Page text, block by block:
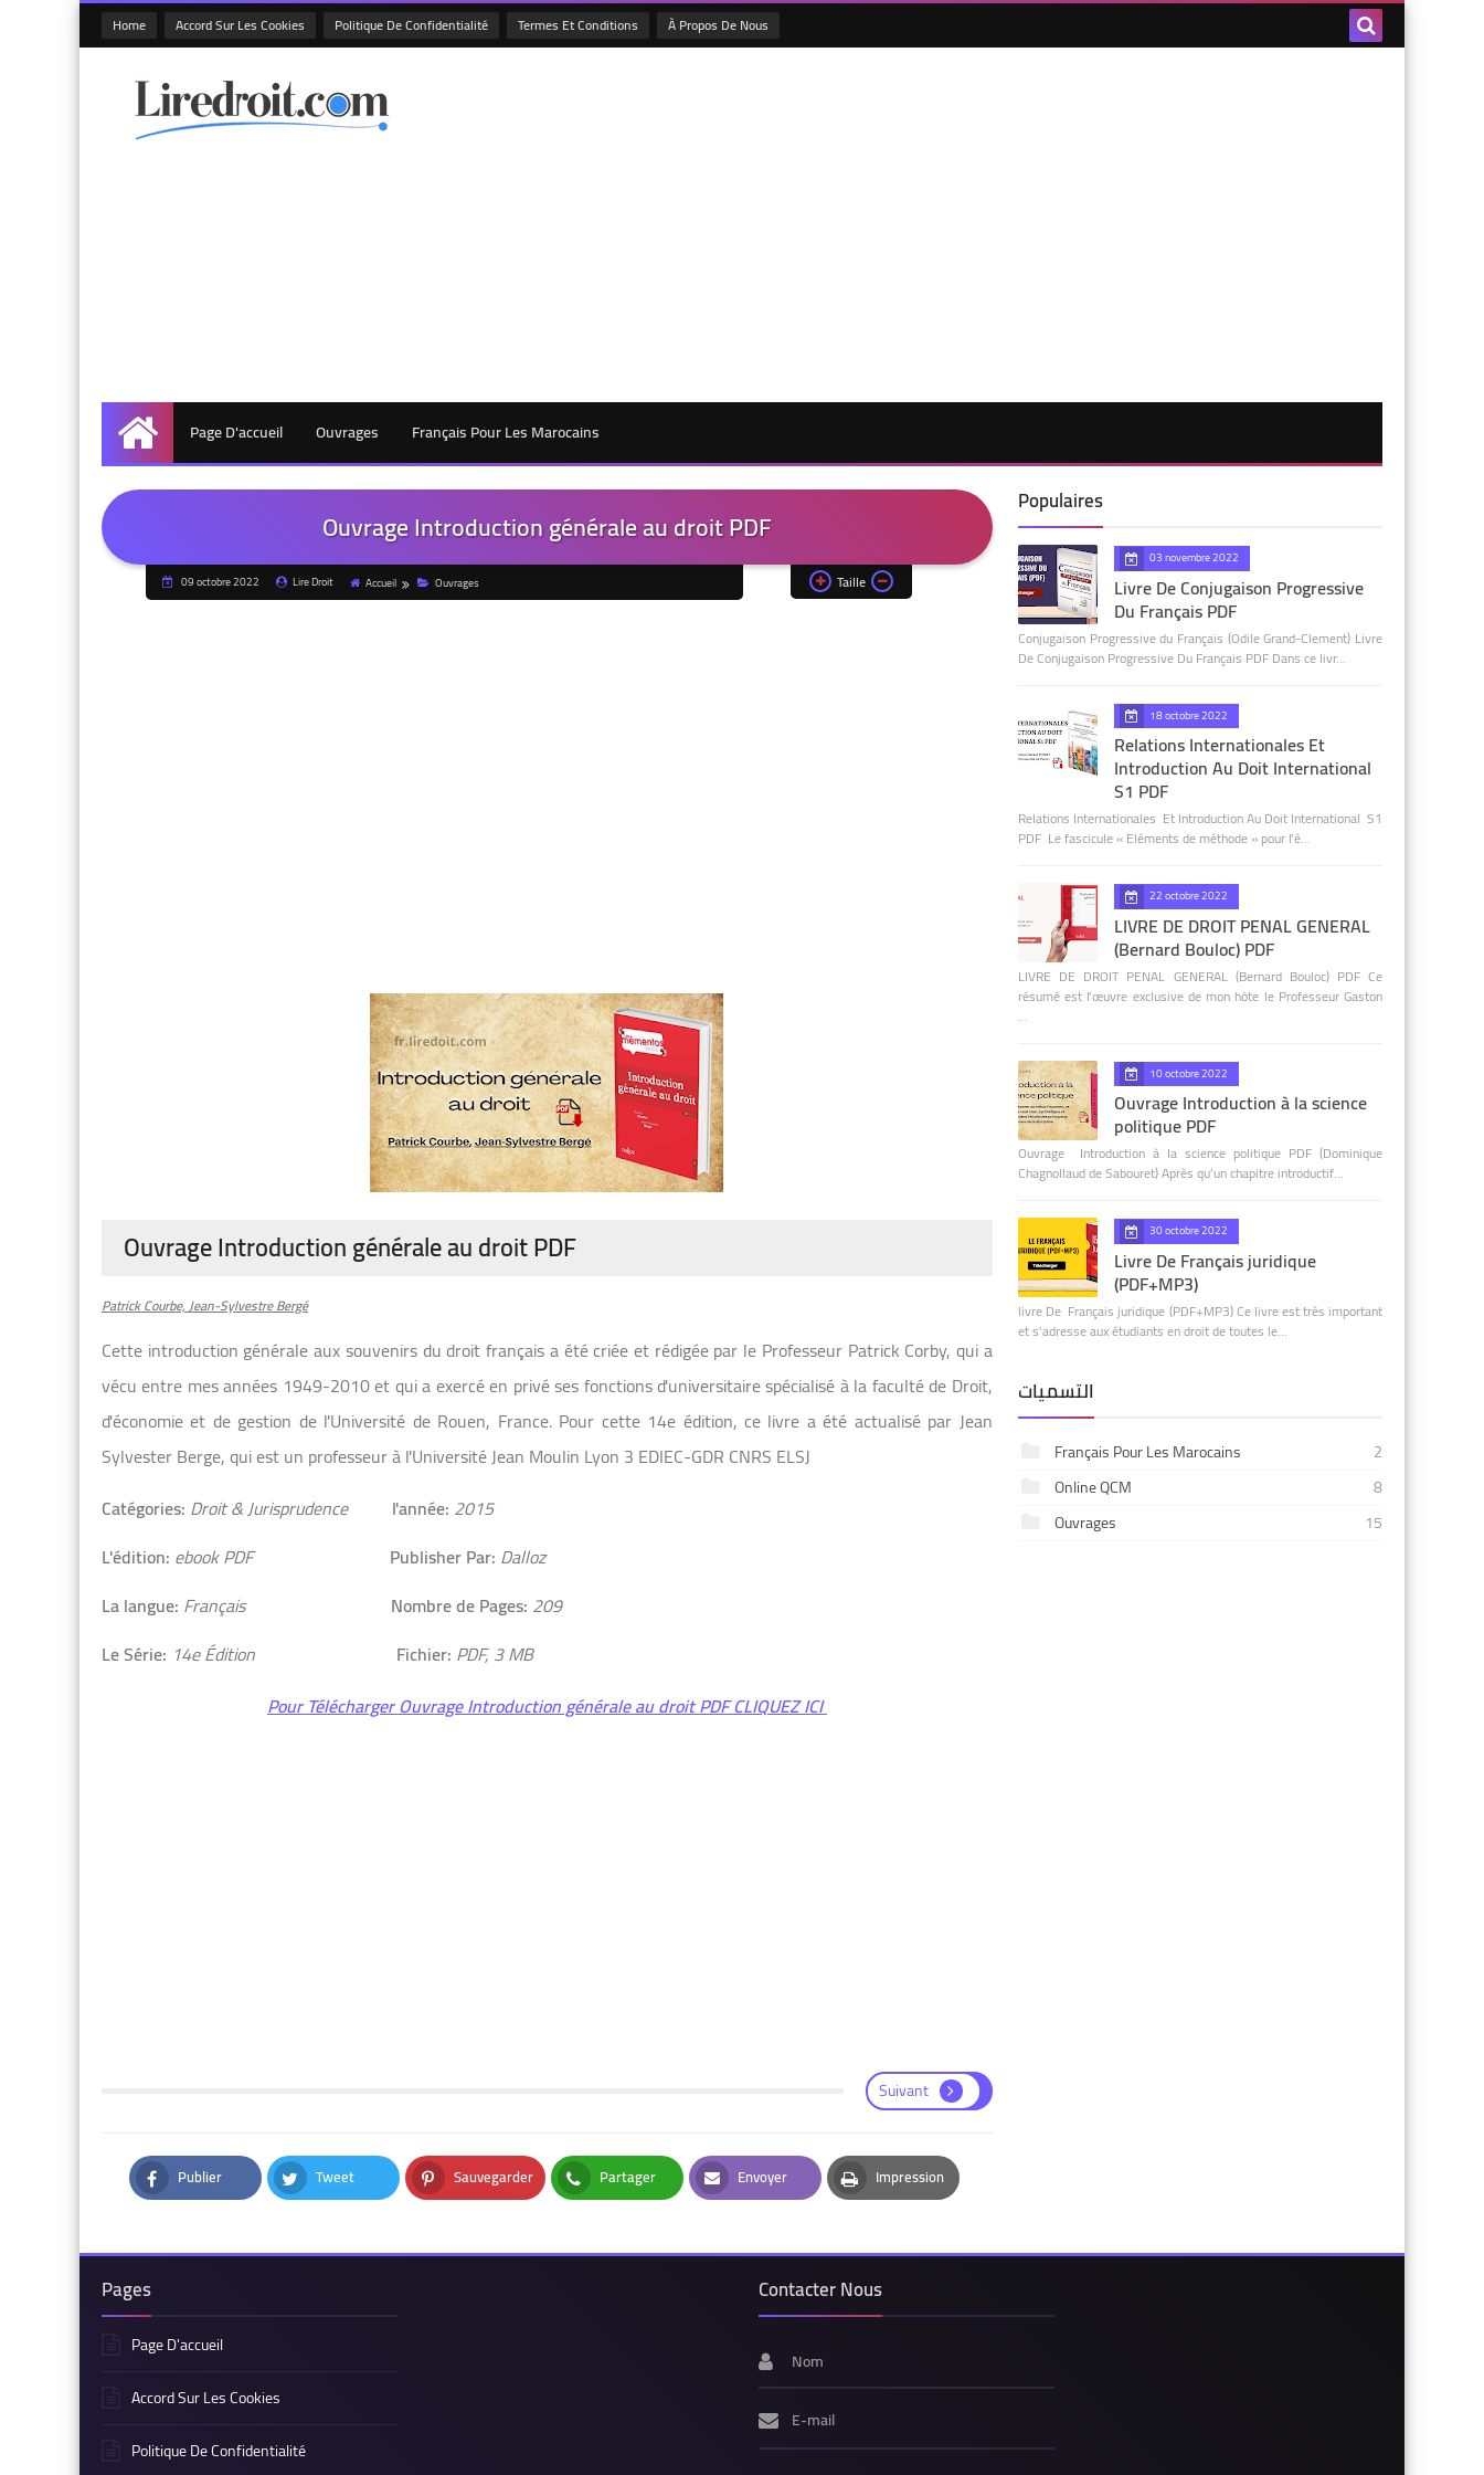
Home Accord Sur Les Cookies Politique De Confidentialité Termes Et Conditions À Propos De Nous
Accueil
Page D'accueil Ouvrages Français Pour Les Marocains
Ouvrage Introduction générale au droit PDF
09 octobre 2022 Lire Droit Accueil Ouvrages Taille
Ouvrage Introduction générale au droit PDF
Patrick Courbe, Jean-Sylvestre Bergé
Cette introduction générale aux souvenirs du droit français a été criée et rédigée par le Professeur Patrick Corby, qui a
vécu entre mes années 1949-2010 et qui a exercé en privé ses fonctions d'universitaire spécialisé à la faculté de Droit,
d'économie et de gestion de l'Université de Rouen, France. Pour cette 14e édition, ce livre a été actualisé par Jean
Sylvester Berge, qui est un professeur à l'Université Jean Moulin Lyon 3 EDIEC-GDR CNRS ELSJ
Catégories: Droit & Jurisprudence l'année: 2015
L'édition: ebook PDF Publisher Par: Dalloz
La langue: Français Nombre de Pages: 209
Le Série: 14e Édition Fichier: PDF, 3 MB
Pour TéléchargerOuvrage Introduction générale au droit PDF CLIQUEZ ICI
Suivant
Publier
Facebook
Tweet
Twitter
Sauvegarder
Pinterest
Partager
Whatsapp
Envoyer
Email
Impression
Print
Populaires
03 novembre 2022
Livre De Conjugaison Progressive
Du Français PDF
Conjugaison Progressive du Français (Odile Grand-Clement) Livre
De Conjugaison Progressive Du Français PDF Dans ce livr…
18 octobre 2022
Relations Internationales Et
Introduction Au Doit International
S1 PDF
Relations Internationales Et Introduction Au Doit International S1
PDF Le fascicule « Eléments de méthode » pour l’é…
22 octobre 2022
LIVRE DE DROIT PENAL GENERAL
(Bernard Bouloc) PDF
LIVRE DE DROIT PENAL GENERAL (Bernard Bouloc) PDF Ce
résumé est l'œuvre exclusive de mon hôte le Professeur Gaston
…
10 octobre 2022
Ouvrage Introduction à la science
politique PDF
Ouvrage Introduction à la science politique PDF (Dominique
Chagnollaud de Sabouret) Après qu’un chapitre introductif…
30 octobre 2022
Livre De Français juridique
(PDF+MP3)
livre De Français juridique (PDF+MP3) Ce livre est très important
et s'adresse aux étudiants en droit de toutes le…
التسميات
Français Pour Les Marocains
2
Online QCM
8
Ouvrages
15
Pages
Page D'accueil
Accord Sur Les Cookies
Politique De Confidentialité
Contacter Nous
Nom
E-mail